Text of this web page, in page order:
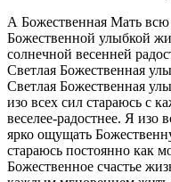
А Божественная Мать
Божественной улыбкой
солнечной весенней
Светлая Божественная
Светлая Божественная
изо всех сил стараюсь с
веселее-радостнее. Я изо
ярко ощущать
стараюсь постоянно как
Божественное счастье